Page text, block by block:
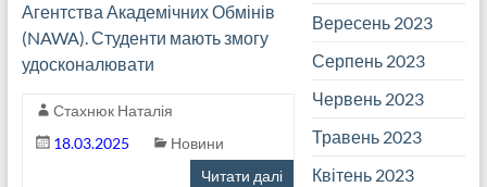
Агентства Академічних Обмінів
(NAWA). Студенти мають змогу
удосконалювати
Стахнюк Наталія
18.03.2025
Новини
Читати далі
Вересень 2023
Серпень 2023
Червень 2023
Травень 2023
Квітень 2023